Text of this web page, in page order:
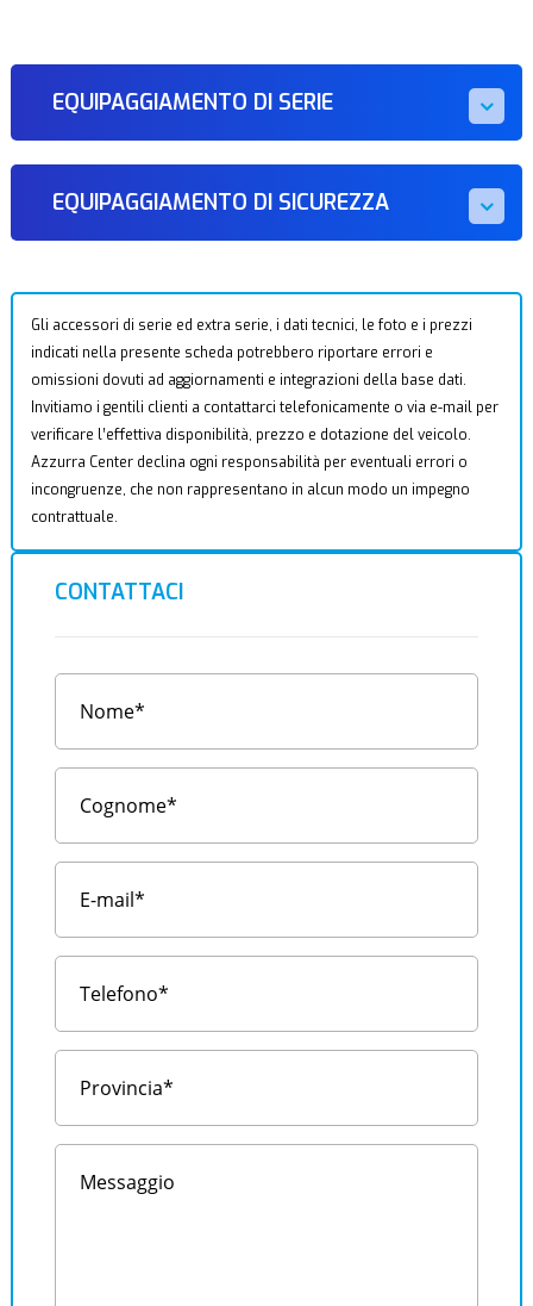
EQUIPAGGIAMENTO DI SERIE
EQUIPAGGIAMENTO DI SICUREZZA
Gli accessori di serie ed extra serie, i dati tecnici, le foto e i prezzi
indicati nella presente scheda potrebbero riportare errori e
omissioni dovuti ad aggiornamenti e integrazioni della base dati.
Invitiamo i gentili clienti a contattarci telefonicamente o via e-mail per
verificare l’effettiva disponibilità, prezzo e dotazione del veicolo.
Azzurra Center declina ogni responsabilità per eventuali errori o
incongruenze, che non rappresentano in alcun modo un impegno
contrattuale.
CONTATTACI